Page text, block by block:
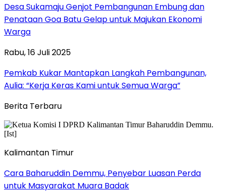
Desa Sukamaju Genjot Pembangunan Embung dan
Penataan Goa Batu Gelap untuk Majukan Ekonomi
Warga
Rabu, 16 Juli 2025
Pemkab Kukar Mantapkan Langkah Pembangunan,
Aulia: “Kerja Keras Kami untuk Semua Warga”
Berita Terbaru
Kalimantan Timur
Cara Baharuddin Demmu, Penyebar Luasan Perda
untuk Masyarakat Muara Badak